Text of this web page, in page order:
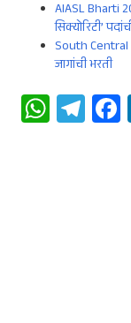
AIASL Bharti
सिक्योरिटी’
South Central
जागांची भरती
W
ha
Te
le